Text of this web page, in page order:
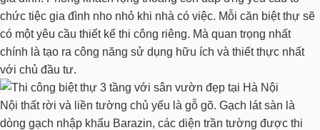
chức tiệc gia đình nho nhỏ khi nhà có việc. Mỗi căn biệt thự sẽ
có một yêu cầu thiết kế thi công riêng. Mà quan trọng nhất
chính là tạo ra công năng sử dụng hữu ích và thiết thực nhất
với chủ đầu tư.
Nội thất rời và liền tường chủ yếu là gỗ gõ. Gạch lát sàn là
dòng gạch nhập khẩu Barazin, các diện trần tường được thi